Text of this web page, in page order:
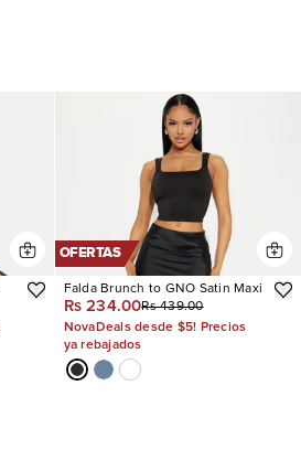
OFERTAS
Falda Brunch to GNO Satin Maxi
Rs 234.00Rs 439.00
NovaDeals desde $5! Precios
ya rebajados